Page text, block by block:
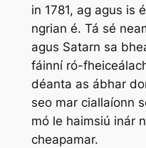
in 1781, ag agus is
ngrian é. Tá sé
agus Satarn sa
fáinní ró-
déanta as ábhar
seo mar ciallaíonn
mó le haimsiú inár
cheapamar.